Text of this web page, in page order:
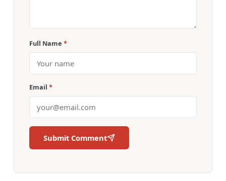
Full Name *
Email *
Submit Comment